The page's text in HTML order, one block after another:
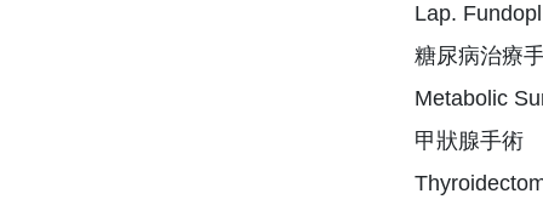
Lap.
糖尿病治療
Metabolic
甲狀腺手術